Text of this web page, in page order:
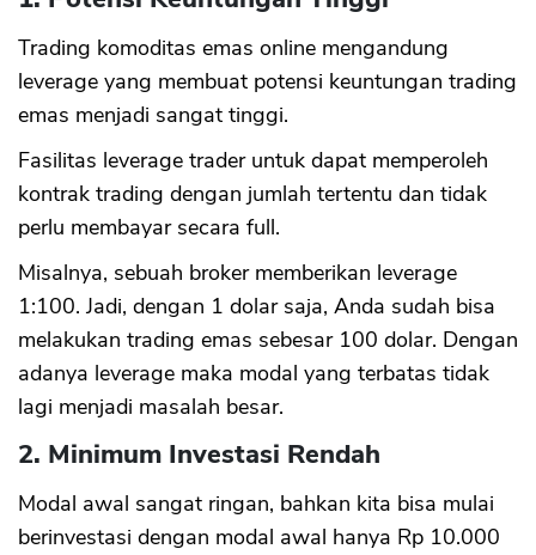
Trading komoditas emas online mengandung
leverage yang membuat potensi keuntungan trading
emas menjadi sangat tinggi.
Fasilitas leverage trader untuk dapat memperoleh
kontrak trading dengan jumlah tertentu dan tidak
perlu membayar secara full.
Misalnya, sebuah broker memberikan leverage
1:100. Jadi, dengan 1 dolar saja, Anda sudah bisa
melakukan trading emas sebesar 100 dolar. Dengan
adanya leverage maka modal yang terbatas tidak
lagi menjadi masalah besar.
2. Minimum Investasi Rendah
Modal awal sangat ringan, bahkan kita bisa mulai
berinvestasi dengan modal awal hanya Rp 10.000